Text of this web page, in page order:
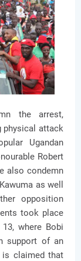
the arrest,
physical attack
Ugandan
Robert
also condemn
as well
opposition
took place
where Bobi
support of an
is claimed that